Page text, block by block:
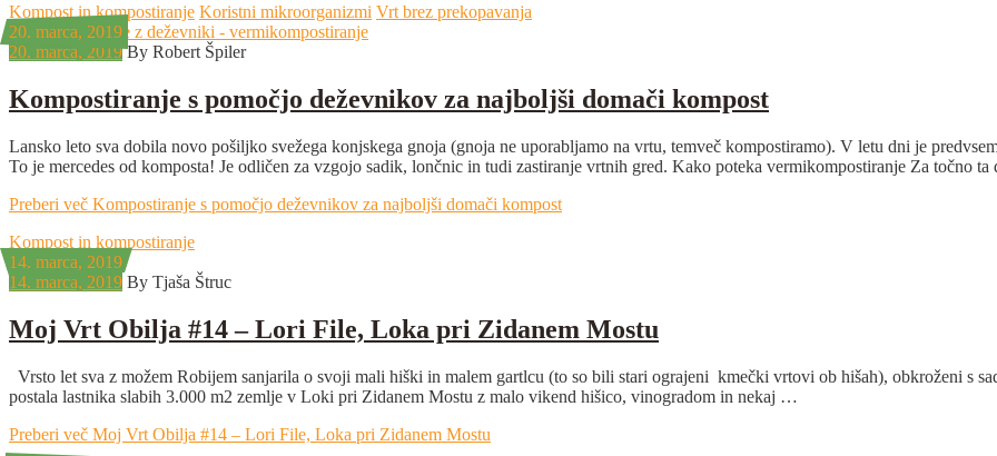
Kompost in kompostiranje Koristni mikroorganizmi Vrt brez prekopavanja
20. marca, 2019
20. marca, 2019
By Robert Špiler
Kompostiranje s pomočjo deževnikov za najboljši domači kompost
Lansko leto sva dobila novo pošiljko svežega konjskega gnoja (gnoja ne uporabljamo na vrtu, temveč kompostiramo). V letu dni je
To je mercedes od komposta! Je odličen za vzgojo sadik, lončnic in tudi zastiranje vrtnih gred. Kako poteka vermikompostiranje Za točno
Preberi več Kompostiranje s pomočjo deževnikov za najboljši domači kompost
Kompost in kompostiranje
14. marca, 2019
14. marca, 2019
By Tjaša Štruc
Moj Vrt Obilja #14 – Lori File, Loka pri Zidanem Mostu
Vrsto let sva z možem Robijem sanjarila o svoji mali hiški in malem gartlcu (to so bili stari ograjeni kmečki vrtovi ob hišah), obkroženi s
postala lastnika slabih 3.000 m2 zemlje v Loki pri Zidanem Mostu z malo vikend hišico, vinogradom in nekaj …
Preberi več Moj Vrt Obilja #14 – Lori File, Loka pri Zidanem Mostu